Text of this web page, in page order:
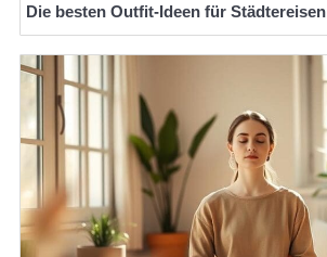
Die besten Outfit-Ideen für Städtereisen